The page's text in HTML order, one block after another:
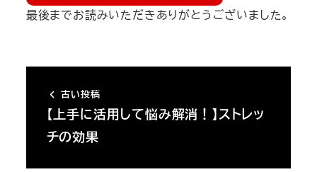
最後までお読みいただきありがとうございました。
古い投稿
【上手に活用して悩み解消！】ストレッ
チの効果